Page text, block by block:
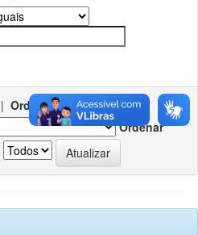
| Ordenar registros por
Ordenar